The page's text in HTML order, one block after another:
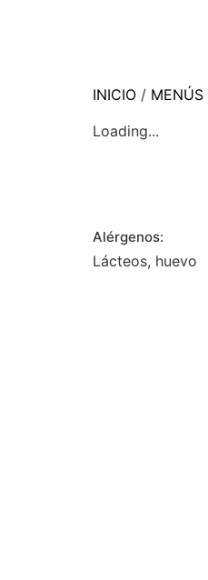
INICIO / MENÚS
Loading...
Alérgenos:
Lácteos, huevo